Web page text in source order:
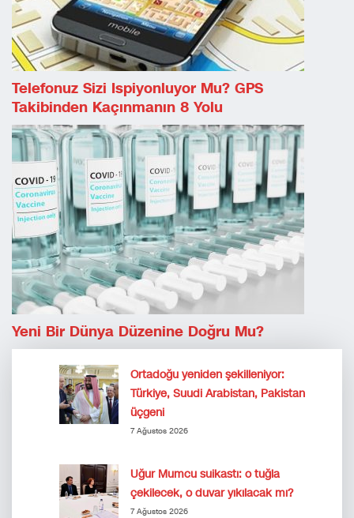
Telefonuz Sizi Ispiyonluyor Mu? GPS
Takibinden Kaçınmanın 8 Yolu
Yeni Bir Dünya Düzenine Doğru Mu?
Ortadoğu yeniden şekilleniyor:
Türkiye, Suudi Arabistan, Pakistan
üçgeni
7 Ağustos 2026
Uğur Mumcu suikastı: o tuğla
çekilecek, o duvar yıkılacak mı?
7 Ağustos 2026